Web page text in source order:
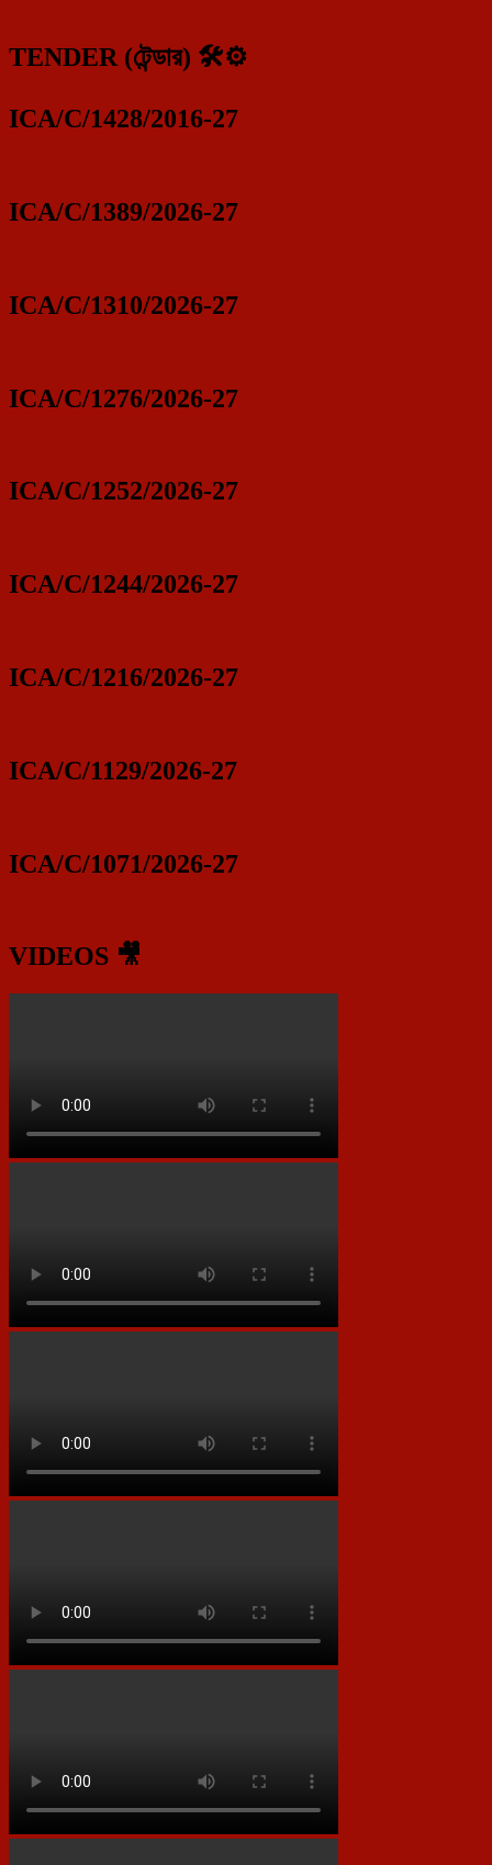
TENDER (টেন্ডার) 🛠️⚙️
ICA/C/1428/2016-27
ICA/C/1389/2026-27
ICA/C/1310/2026-27
ICA/C/1276/2026-27
ICA/C/1252/2026-27
ICA/C/1244/2026-27
ICA/C/1216/2026-27
ICA/C/1129/2026-27
ICA/C/1071/2026-27
VIDEOS 🎥